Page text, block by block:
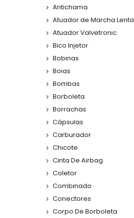
Antichama
Atuador de Marcha Lenta
Atuador Valvetronic
Bico Injetor
Bobinas
Boias
Bombas
Borboleta
Borrachas
Cápsulas
Carburador
Chicote
Cinta De Airbag
Coletor
Combinado
Conectores
Corpo De Borboleta